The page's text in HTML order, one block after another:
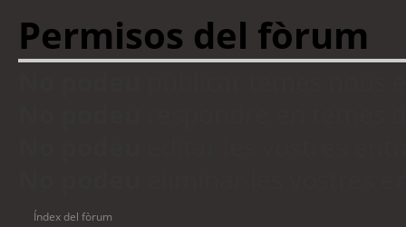
Permisos del fòrum
Índex del fòrum